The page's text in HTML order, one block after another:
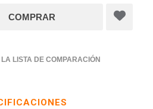
LISTA DE COMPARACIÓN